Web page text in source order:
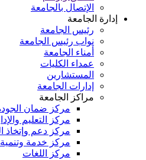
الإتصال بالجامعة
إدارة الجامعة
رئيس الجامعة
نواب رئيس الجامعة
أمناء الجامعة
عمداء الكليات
المستشارين
إدارات الجامعة
مراكز الجامعة
مركز ضمان الجودة
مركز التعليم
مركز دعم وإتخاذ
مركز خدمة
مركز اللغات